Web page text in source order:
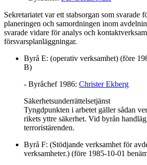
Sekretariatet var ett stabsorgan som svarade
planeringen och samordningen inom
svarade vidare för analys och
försvarsplanläggningar.
Byrå E: (operativ verksamhet) (före
B)
- Byråchef 1986: Christer Ekberg
Säkerhetsunderrättelsetjänst
Tyngdpunkten i arbetet gäller sådan
rikets yttre säkerhet. Vid byrån
terroristärenden.
Byrå F: (Stödjande verksamhet för
verksamheter.) (före 1985-10-01